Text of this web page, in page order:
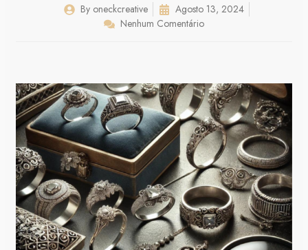
Byoneckcreative
Agosto 13, 2024
Nenhum Comentário